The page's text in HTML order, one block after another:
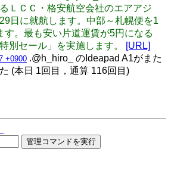
ＬＣＣ・格安航空会社のエアアジ
日に就航します。中部～札幌便を1
す。最も安い片道運賃が5円になる
別セール」を実施します。
[URL]
+0900 .@h_hiro_ のIdeapad A1がまた
(本日 1回目，通算 116回目)